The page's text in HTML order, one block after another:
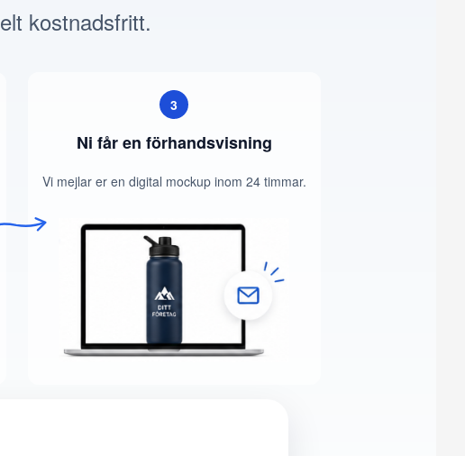
kostnadsfritt.
3
Ni får en förhandsvisning
Vi mejlar er en digital mockup inom 24 timmar.